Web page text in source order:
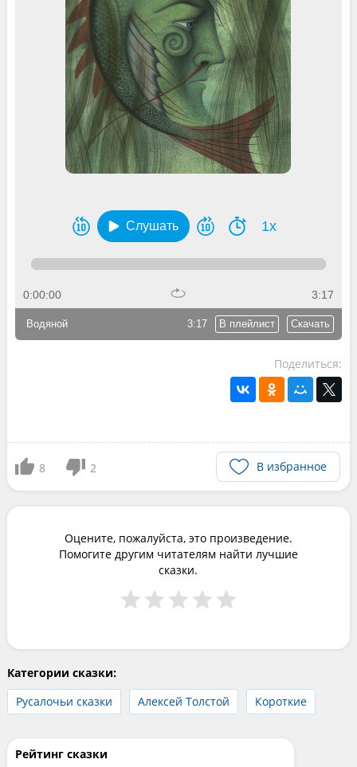
Слушать 1x
0:00:00 3:17
3:17 В плейлист Скачать
Водяной
Поделиться:
8 2 В избранное
Оцените, пожалуйста, это произведение.
Помогите другим читателям найти лучшие
сказки.
Категории сказки:
Русалочьи сказки
Алексей Толстой Короткие
Рейтинг сказки